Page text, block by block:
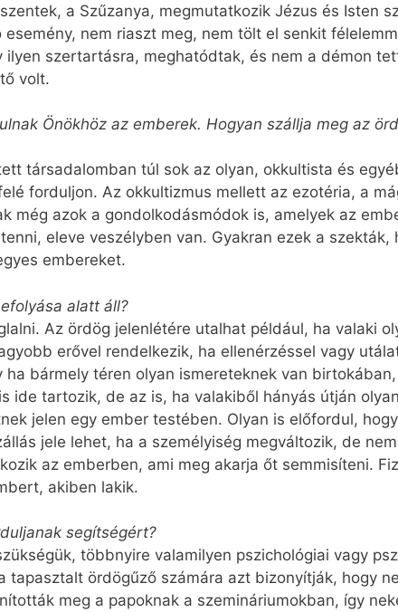
a Szűzanya, megmutatkozik Jézus és Isten
nem riaszt meg, nem tölt el senkit
szertartásra, meghatódtak, és nem a démon
volt.
Önökhöz az emberek. Hogyan szállja meg az
társadalomban túl sok az olyan, okkultista és
forduljon. Az okkultizmus mellett az ezotéria, a
még azok a gondolkodásmódok is, amelyek az
eleve veszélyben van. Gyakran ezek a szekták,
embereket.
alatt áll?
Az ördög jelenlétére utalhat például, ha valaki
erővel rendelkezik, ha ellenérzéssel vagy
bármely téren olyan ismereteknek van birtokában,
ide tartozik, de az is, ha valakiből hányás útján
jelen egy ember testében. Olyan is előfordul,
jele lehet, ha a személyiség megváltozik, de nem
az emberben, ami meg akarja őt semmisíteni.
akiben lakik.
segítségért?
többnyire valamilyen pszichológiai vagy
tapasztalt ördögűző számára azt bizonyítják, hogy
meg a papoknak a szemináriumokban, így